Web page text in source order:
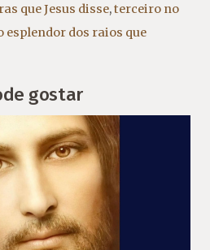
que Jesus disse,terceiro no
esplendor dos raios que
gostar